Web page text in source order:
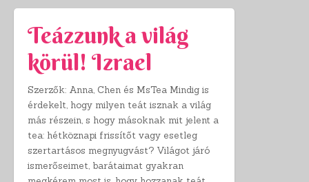
Teázzunk a világ
körül! Izrael
Szerzők: Anna, Chen és MsTea Mindig is
érdekelt, hogy milyen teát isznak a világ
más részein, s hogy másoknak mit jelent a
tea: hétköznapi frissítőt vagy esetleg
szertartásos megnyugvást? Világot járó
ismerőseimet, barátaimat gyakran